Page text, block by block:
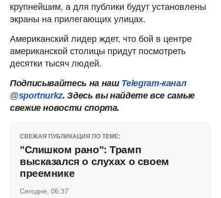
крупнейшим, а для публики будут установлены
экраны на прилегающих улицах.
Американский лидер ждет, что бой в центре
американской столицы придут посмотреть
десятки тысяч людей.
Подписывайтесь на наш Telegram-канал
@sportnurkz. Здесь вы найдете все самые
свежие новости спорта.
СВЕЖАЯ ПУБЛИКАЦИЯ ПО ТЕМЕ:
"Слишком рано": Трамп
высказался о слухах о своем
преемнике
Сегодня, 06:37